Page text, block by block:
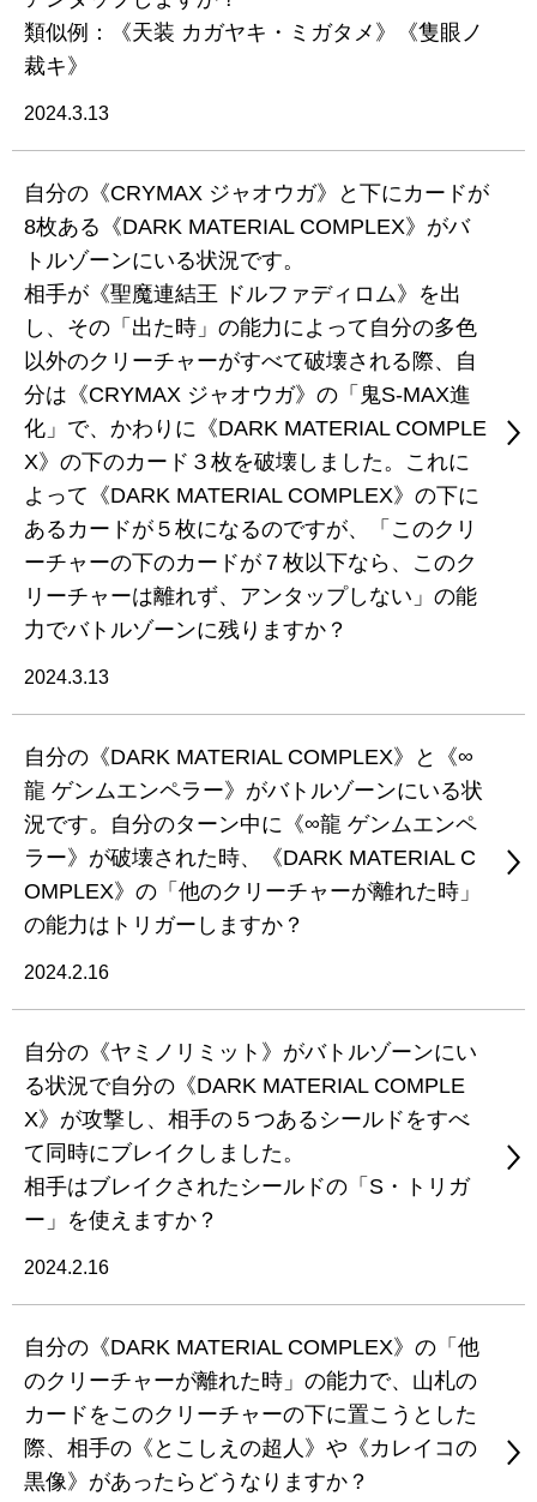
類似例：《天装 カガヤキ・ミガタメ》《隻眼ノ
裁キ》
2024.3.13
自分の《CRYMAX ジャオウガ》と下にカードが
8枚ある《DARK MATERIAL COMPLEX》がバ
トルゾーンにいる状況です。
相手が《聖魔連結王 ドルファディロム》を出
し、その「出た時」の能力によって自分の多色
以外のクリーチャーがすべて破壊される際、自
分は《CRYMAX ジャオウガ》の「鬼S-MAX進
化」で、かわりに《DARK MATERIAL COMPLE
X》の下のカード３枚を破壊しました。これに
よって《DARK MATERIAL COMPLEX》の下に
あるカードが５枚になるのですが、「このクリ
ーチャーの下のカードが７枚以下なら、このク
リーチャーは離れず、アンタップしない」の能
力でバトルゾーンに残りますか？
2024.3.13
自分の《DARK MATERIAL COMPLEX》と《∞
龍 ゲンムエンペラー》がバトルゾーンにいる状
況です。自分のターン中に《∞龍 ゲンムエンペ
ラー》が破壊された時、《DARK MATERIAL C
OMPLEX》の「他のクリーチャーが離れた時」
の能力はトリガーしますか？
2024.2.16
自分の《ヤミノリミット》がバトルゾーンにい
る状況で自分の《DARK MATERIAL COMPLE
X》が攻撃し、相手の５つあるシールドをすべ
て同時にブレイクしました。
相手はブレイクされたシールドの「S・トリガ
ー」を使えますか？
2024.2.16
自分の《DARK MATERIAL COMPLEX》の「他
のクリーチャーが離れた時」の能力で、山札の
カードをこのクリーチャーの下に置こうとした
際、相手の《とこしえの超人》や《カレイコの
黒像》があったらどうなりますか？